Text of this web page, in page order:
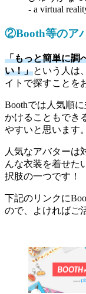
- a virtual
②Booth等のア
「もっと簡単に調
い！」という人は
イトで探すことを
Boothでは人気順
かけることもでき
やすいと思います。
人気なアバターは
んな衣装を着せた
択肢の一つです！
下記のリンクに
ので、よければご